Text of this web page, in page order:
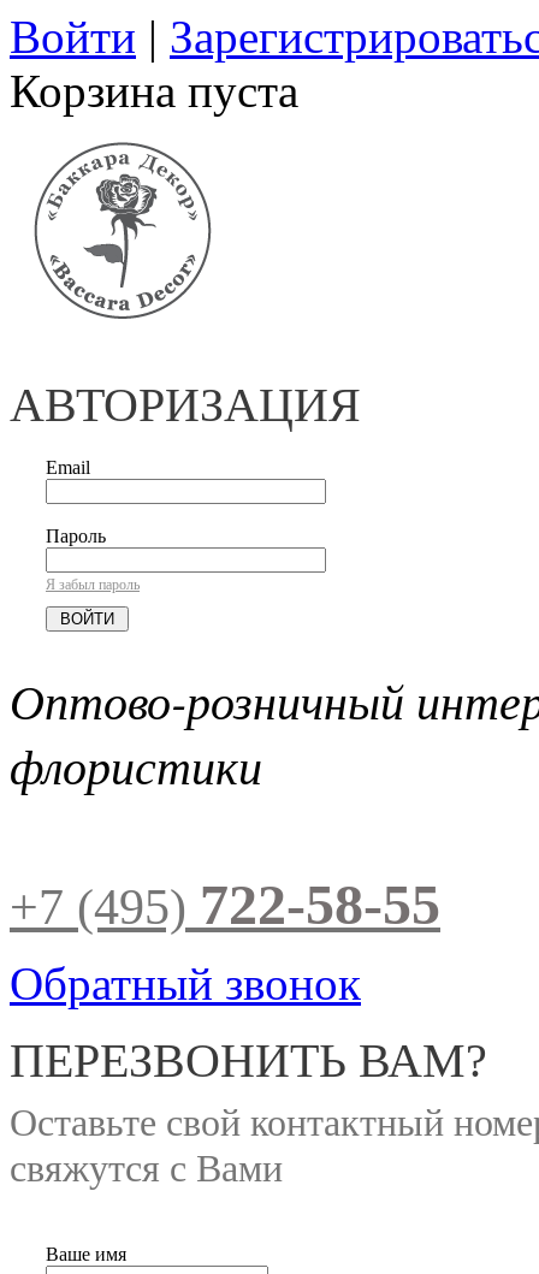
Войти |
Корзина пуста
АВТОРИЗАЦИЯ
Email
Пароль
Я забыл пароль
Оптово-розничный
флористики
+7 (495) 722-58-55
Обратный звонок
ПЕРЕЗВОНИТЬ ВАМ?
Оставьте свой контактный
свяжутся с Вами
Ваше имя